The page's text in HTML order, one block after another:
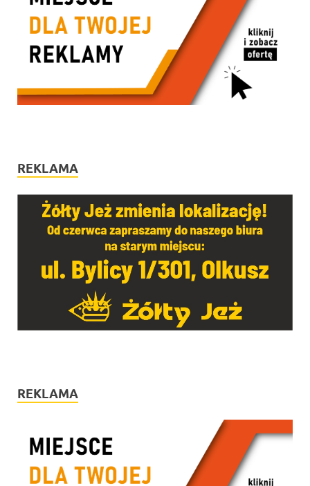
REKLAMA
REKLAMA